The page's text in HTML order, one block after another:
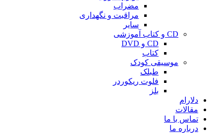
مضراب
مراقبت و نگهداری
سایر
CD و کتاب آموزشی
CD و DVD
کتاب
موسیقی کودک
طبلک
فلوت ریکوردر
بلز
دلارام
مقالات
تماس با ما
درباره ما